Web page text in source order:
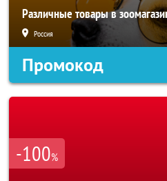
Различные товары в
Россия
Промокод
-100%